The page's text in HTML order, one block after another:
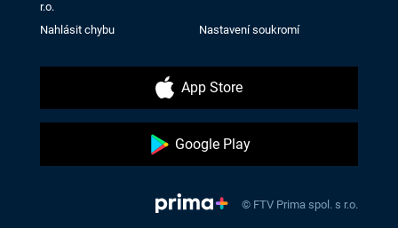
r.o.
Nahlásit chybu Nastavení soukromí
App Store
Google Play
© FTV Prima spol. s r.o.